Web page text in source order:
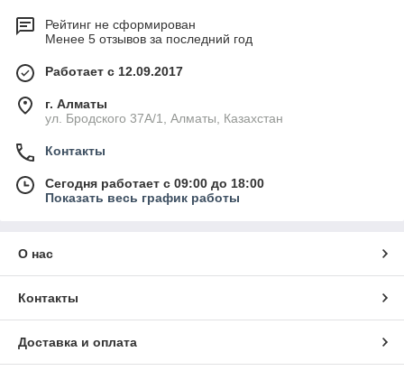
Рейтинг не сформирован
Менее 5 отзывов за последний год
Работает с 12.09.2017
г. Алматы
ул. Бродского 37А/1, Алматы, Казахстан
Контакты
Сегодня работает с 09:00 до 18:00
Показать весь график работы
О нас
Контакты
Доставка и оплата